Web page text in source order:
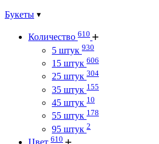
Букеты
Количество 610
5 штук 930
15 штук 606
25 штук 304
35 штук 155
45 штук 10
55 штук 178
95 штук 2
Цвет 610